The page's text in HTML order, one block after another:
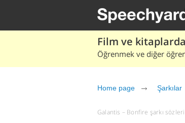
Film ve
Öğrenmek ve diğer
Home page Şarkılar
Galantis – Bonfire şarkı